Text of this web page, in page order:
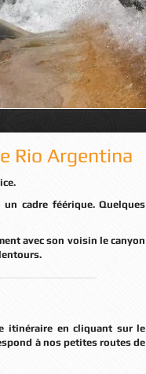
Rio Argentina
à nos petites routes de